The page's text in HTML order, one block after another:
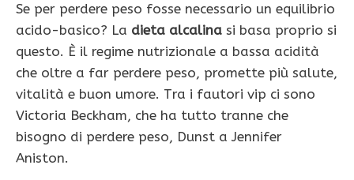
Se per perdere peso fosse necessario un equilibrio
acido-basico? La dieta alcalina si basa proprio si
questo. È il regime nutrizionale a bassa acidità
che oltre a far perdere peso, promette più salute,
vitalità e buon umore. Tra i fautori vip ci sono
Victoria Beckham, che ha tutto tranne che
bisogno di perdere peso, Dunst a Jennifer
Aniston.